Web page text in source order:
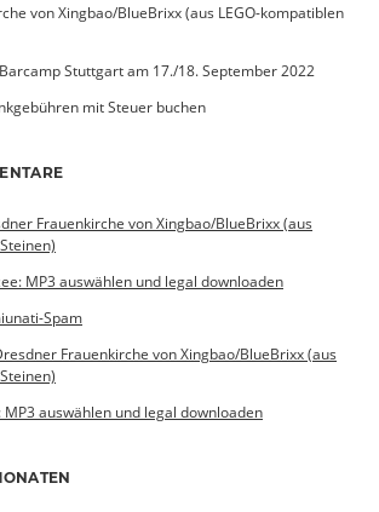
von Xingbao/BlueBrixx (aus LEGO-kompatiblen
Stuttgart am 17./18. September 2022
mit Steuer buchen
Frauenkirche von Xingbao/BlueBrixx (aus
MP3 auswählen und legal downloaden
Spam
Frauenkirche von Xingbao/BlueBrixx (aus
MP3 auswählen und legal downloaden